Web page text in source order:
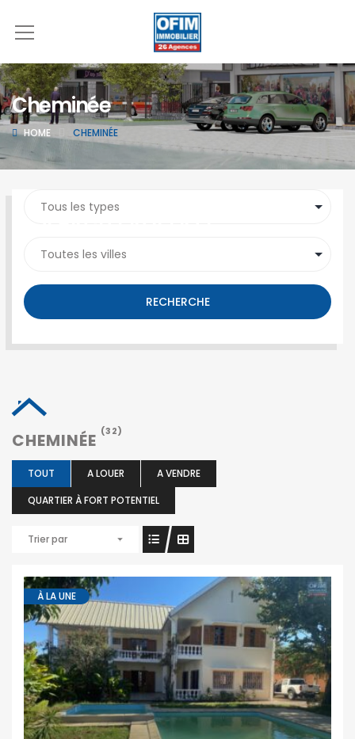
Cheminée
HOME CHEMINÉE
SEARCH PROPERTY
RECHERCHE
CHEMINÉE (32)
TOUT A LOUER
A VENDRE
QUARTIER À FORT POTENTIEL
Trier par
À LA UNE